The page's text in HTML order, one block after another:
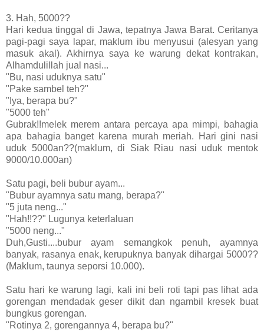
3. Hah, 5000??
Hari kedua tinggal di Jawa, tepatnya Jawa Barat. Ceritanya
pagi-pagi saya lapar, maklum ibu menyusui (alesyan yang
masuk akal). Akhirnya saya ke warung dekat kontrakan,
Alhamdulillah jual nasi...
"Bu, nasi uduknya satu"
"Pake sambel teh?"
"Iya, berapa bu?"
"5000 teh"
Gubrak!!melek merem antara percaya apa mimpi, bahagia
apa bahagia banget karena murah meriah. Hari gini nasi
uduk 5000an??(maklum, di Siak Riau nasi uduk mentok
9000/10.000an)
Satu pagi, beli bubur ayam...
"Bubur ayamnya satu mang, berapa?"
"5 juta neng..."
"Hah!!??" Lugunya keterlaluan
"5000 neng..."
Duh,Gusti....bubur ayam semangkok penuh, ayamnya
banyak, rasanya enak, kerupuknya banyak dihargai 5000??
(Maklum, taunya seporsi 10.000).
Satu hari ke warung lagi, kali ini beli roti tapi pas lihat ada
gorengan mendadak geser dikit dan ngambil kresek buat
bungkus gorengan.
"Rotinya 2, gorengannya 4, berapa bu?"